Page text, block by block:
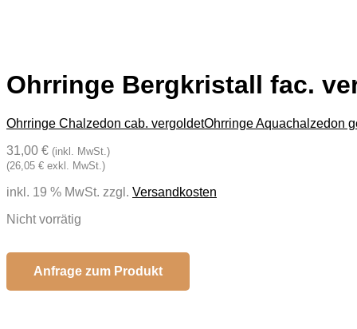
Ohrringe Bergkristall fac.
Ohrringe Chalzedon cab. vergoldetOhrringe Aquachalzedon
31,00 € (inkl. MwSt.)
(26,05 € exkl. MwSt.)
inkl. 19 % MwSt. zzgl. Versandkosten
Nicht vorrätig
Anfrage zum Produkt